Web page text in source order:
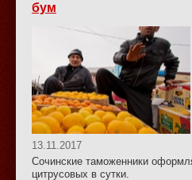
бум
13.11.2017
Сочинские таможенники
цитрусовых в сутки.